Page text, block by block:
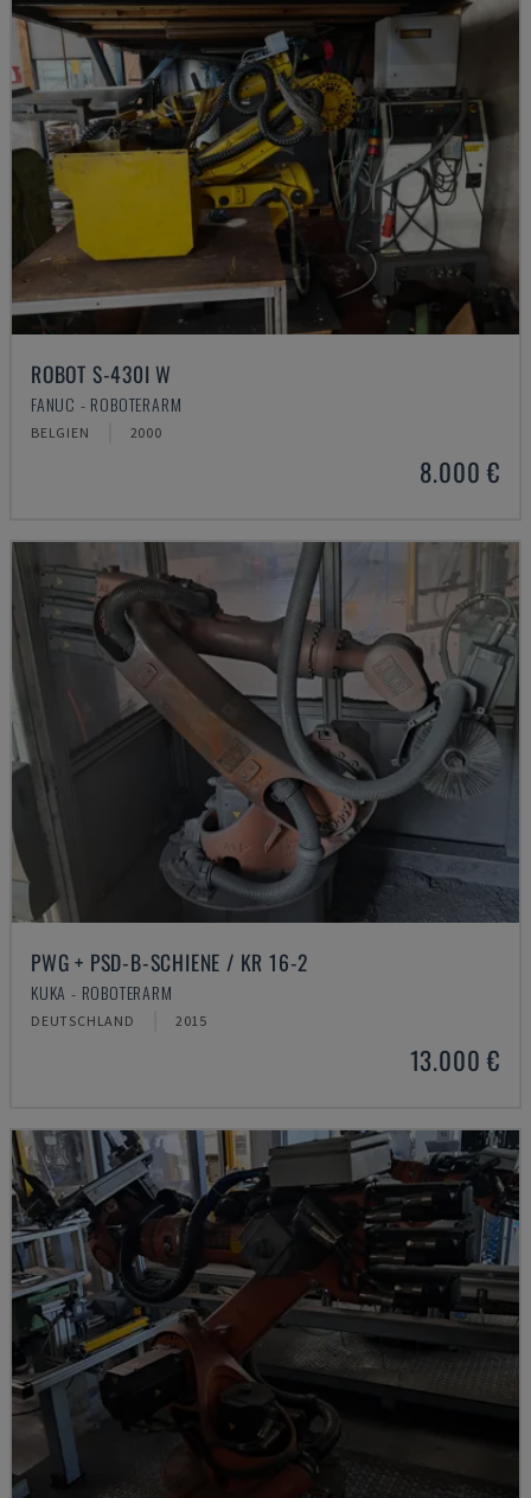
ROBOT S-430I W
FANUC - ROBOTERARM
BELGIEN 2000
8.000 €
PWG + PSD-B-SCHIENE / KR 16-2
KUKA - ROBOTERARM
DEUTSCHLAND 2015
13.000 €